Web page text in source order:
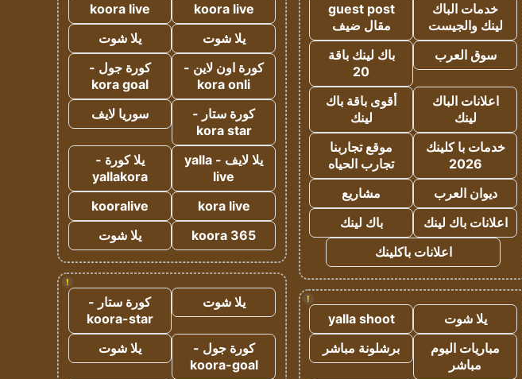
خدمات الباك
لينك والجيست
guest post
مقال ضيف
سوق العرب
باك لينك باقة
20
اعلانات الباك
لينك
أقوى باقة باك
لينك
خدمات با كلينك
2026
موقع تجاربنا
تجارب الحياه
ديوان العرب
مشاريع
اعلانات باك لينك
باك لينك
اعلانات باكلينك
!
يلا شوت
yalla shoot
مباريات اليوم
مباشر
برشلونة مباشر
koora live
koora live
يلا شوت
يلا شوت
كورة اون لاين -
kora onli
كورة جول -
kora goal
كورة ستار -
kora star
سوريا لايف
يلا لايف - yalla
live
يلا كورة -
yallakora
kora live
kooralive
koora 365
يلا شوت
!
يلا شوت
كورة ستار -
koora-star
كورة جول -
koora-goal
يلا شوت